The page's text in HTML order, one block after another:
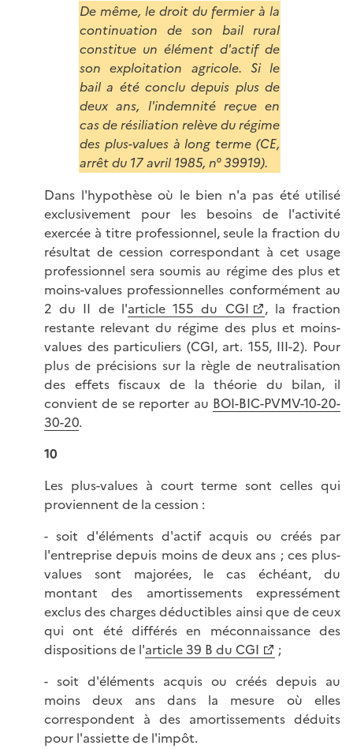
De même, le droit du fermier à la
continuation de son bail rural
constitue un élément d'actif de
son exploitation agricole. Si le
bail a été conclu depuis plus de
deux ans, l'indemnité reçue en
cas de résiliation relève du régime
des plus-values à long terme (CE,
arrêt du 17 avril 1985, n° 39919).
Dans l'hypothèse où le bien n'a pas été utilisé
exclusivement pour les besoins de l'activité
exercée à titre professionnel, seule la fraction du
résultat de cession correspondant à cet usage
professionnel sera soumis au régime des plus et
moins-values professionnelles conformément au
2 du II de l'article 155 du CGI
, la fraction
restante relevant du régime des plus et moins-
values des particuliers (CGI, art. 155, III-2). Pour
plus de précisions sur la règle de neutralisation
des effets fiscaux de la théorie du bilan, il
convient de se reporter au BOI-BIC-PVMV-10-20-
30-20.
10
Les plus-values à court terme sont celles qui
proviennent de la cession :
- soit d'éléments d'actif acquis ou créés par
l'entreprise depuis moins de deux ans ; ces plus-
values sont majorées, le cas échéant, du
montant des amortissements expressément
exclus des charges déductibles ainsi que de ceux
qui ont été différés en méconnaissance des
dispositions de l'article 39 B du CGI
;
- soit d'éléments acquis ou créés depuis au
moins deux ans dans la mesure où elles
correspondent à des amortissements déduits
pour l'assiette de l'impôt.